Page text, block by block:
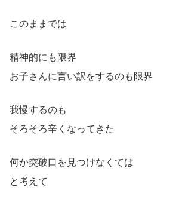
このままでは
精神的にも限界
お子さんに言い訳をするのも限界
我慢するのも
そろそろ辛くなってきた
何か突破口を見つけなくては
と考えて